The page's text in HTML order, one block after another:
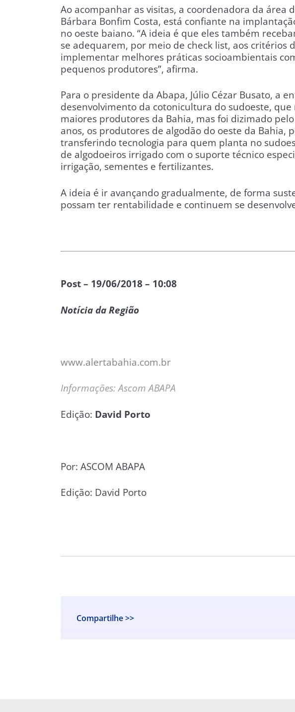
Ao acompanhar as visitas, a coordenadora da área
Bárbara Bonfim Costa, está confiante na
no oeste baiano. “A ideia é que eles também
se adequarem, por meio de check list, aos critérios
implementar melhores práticas socioambientais
pequenos produtores”, afirma.
Para o presidente da Abapa, Júlio Cézar Busato, a
desenvolvimento da cotonicultura do sudoeste,
maiores produtores da Bahia, mas foi dizimado
anos, os produtores de algodão do oeste da Bahia,
transferindo tecnologia para quem planta no
de algodoeiros irrigado com o suporte técnico
irrigação, sementes e fertilizantes.
A ideia é ir avançando gradualmente, de forma
possam ter rentabilidade e continuem se
Post – 19/06/2018 – 10:08
Notícia da Região
www.alertabahia.com.br
Informações: Ascom ABAPA
Edição: David Porto
Por: ASCOM ABAPA
Edição: David Porto
Compartilhe >>